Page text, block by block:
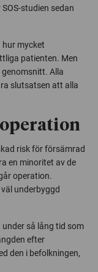
studien sedan
mycket
patienten. Men
Alla
slutsatsen att alla
risk för försämrad
en minoritet av de
operation.
underbyggd
så lång tid som
efter
den i befolkningen,